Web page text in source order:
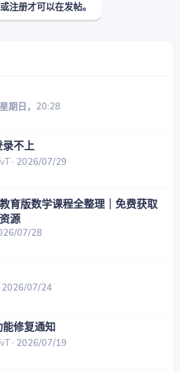
注册才可以在发帖。
星期日，20:28
不上
2026/07/29
育版数学课程全整理｜免费获取
源
07/28
2026/07/24
修复通知
2026/07/19